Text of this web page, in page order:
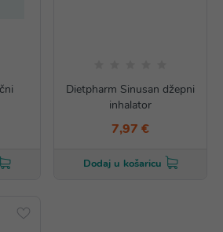
Dietpharm Sinusan džepni
inhalator
7,97 €
Dodaj u košaricu